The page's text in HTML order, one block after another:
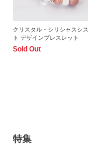
クリスタル・シリシャスシス
ト デザインブレスレット
Sold Out
特集